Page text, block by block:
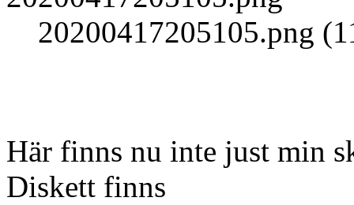
20200417205105.png
Här finns nu inte just min
Diskett finns